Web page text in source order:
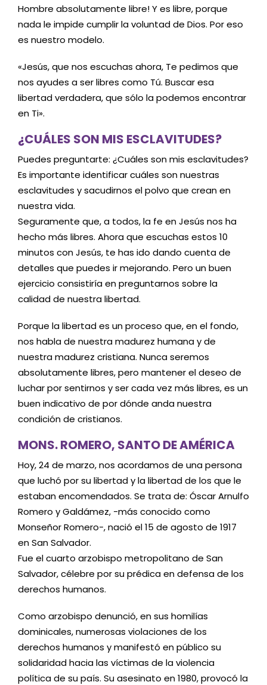
Hombre absolutamente libre! Y es libre, porque
nada le impide cumplir la voluntad de Dios. Por eso
es nuestro modelo.
«Jesús, que nos escuchas ahora, Te pedimos que
nos ayudes a ser libres como Tú. Buscar esa
libertad verdadera, que sólo la podemos encontrar
en Ti».
¿CUÁLES SON MIS ESCLAVITUDES?
Puedes preguntarte: ¿Cuáles son mis esclavitudes?
Es importante identificar cuáles son nuestras
esclavitudes y sacudirnos el polvo que crean en
nuestra vida.
Seguramente que, a todos, la fe en Jesús nos ha
hecho más libres. Ahora que escuchas estos 10
minutos con Jesús, te has ido dando cuenta de
detalles que puedes ir mejorando. Pero un buen
ejercicio consistiría en preguntarnos sobre la
calidad de nuestra libertad.
Porque la libertad es un proceso que, en el fondo,
nos habla de nuestra madurez humana y de
nuestra madurez cristiana. Nunca seremos
absolutamente libres, pero mantener el deseo de
luchar por sentirnos y ser cada vez más libres, es un
buen indicativo de por dónde anda nuestra
condición de cristianos.
MONS. ROMERO, SANTO DE AMÉRICA
Hoy, 24 de marzo, nos acordamos de una persona
que luchó por su libertad y la libertad de los que le
estaban encomendados. Se trata de: Óscar Arnulfo
Romero y Galdámez, -más conocido como
Monseñor Romero-, nació el 15 de agosto de 1917
en San Salvador.
Fue el cuarto arzobispo metropolitano de San
Salvador, célebre por su prédica en defensa de los
derechos humanos.
Como arzobispo denunció, en sus homilías
dominicales, numerosas violaciones de los
derechos humanos y manifestó en público su
solidaridad hacia las víctimas de la violencia
política de su país. Su asesinato en 1980, provocó la